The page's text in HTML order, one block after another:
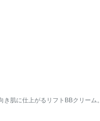
肌に仕上がるリフトBBクリーム。